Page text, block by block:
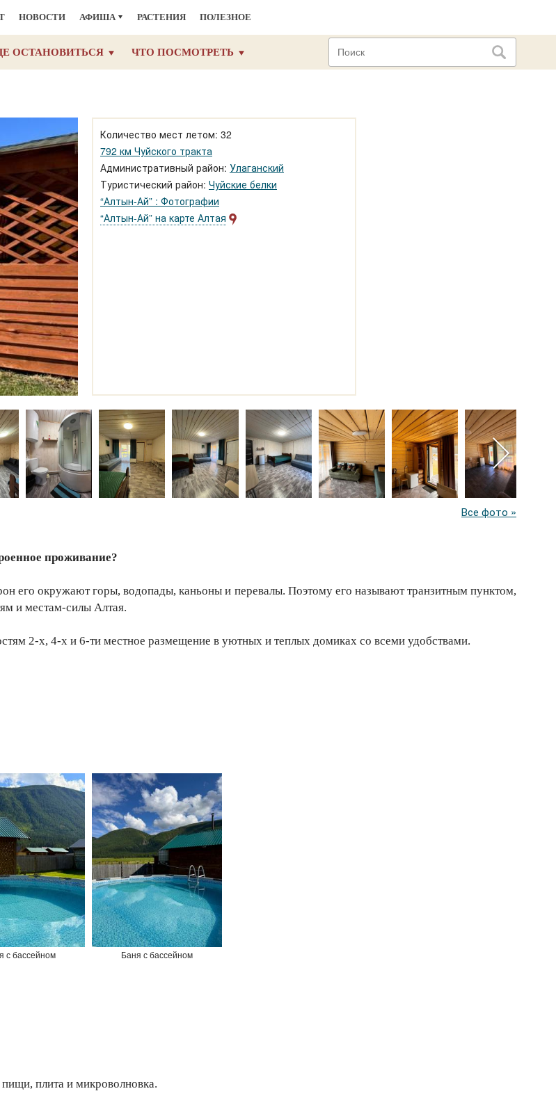
НОВОСТИ АФИША РАСТЕНИЯ ПОЛЕЗНОЕ
ОСТАНОВИТЬСЯ ЧТО ПОСМОТРЕТЬ
Количество мест летом: 32
792 км Чуйского тракта
Административный район: Улаганский
Туристический район: Чуйские белки
“Алтын-Ай” : Фотографии
“Алтын-Ай” на карте Алтая
Все фото »
проживание?
его окружают горы, водопады, каньоны и перевалы. Поэтому его называют транзитным пунктом,
и местам-силы Алтая.
2-х, 4-х и 6-ти местное размещение в уютных и теплых домиках со всеми удобствами.
с бассейном Баня с бассейном
пищи, плита и микроволновка.